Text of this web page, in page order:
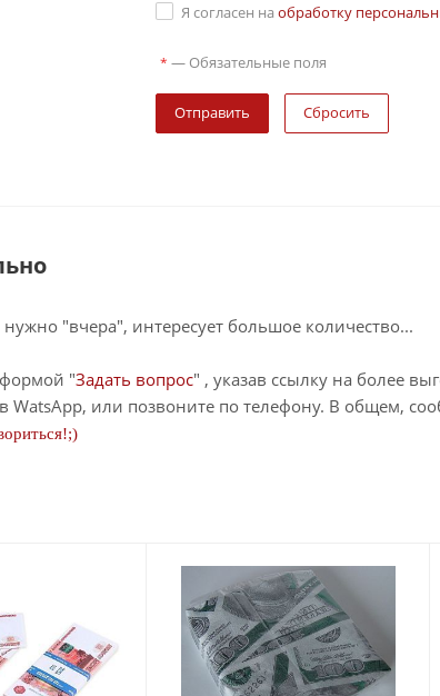
Я согласен на обработку
* — Обязательные поля
Сбросить
"вчера", интересует большое количество...
формой "Задать вопрос" , указав ссылку на более
WatsApp, или позвоните по телефону. В общем,